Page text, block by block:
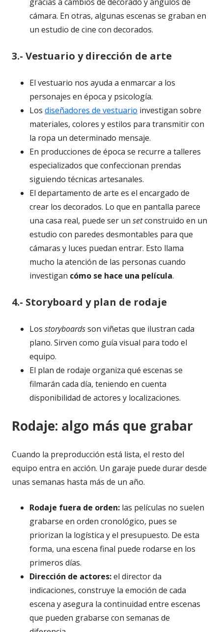
cámara. En otras, algunas escenas se graban en
un estudio de cine con decorados.
3.- Vestuario y dirección de arte
El vestuario nos ayuda a enmarcar a los
personajes en época y psicología.
Los diseñadores de vestuario investigan sobre
materiales, colores y estilos para transmitir con
la ropa un determinado mensaje.
En producciones de época se recurre a talleres
especializados que confeccionan prendas
siguiendo técnicas artesanales.
El departamento de arte es el encargado de
crear los decorados. Lo que en pantalla parece
una casa real, puede ser un setconstruido en un
estudio con paredes desmontables para que
cámaras y luces puedan entrar. Esto llama
mucho la atención de las personas cuando
investigan cómo se hace una película.
4.- Storyboard y plan de rodaje
Los storyboardsson viñetas que ilustran cada
plano. Sirven como guía visual para todo el
equipo.
El plan de rodaje organiza qué escenas se
filmarán cada día, teniendo en cuenta
disponibilidad de actores y localizaciones.
Rodaje: algo más que grabar
Cuando la preproducción está lista, el resto del
equipo entra en acción. Un garaje puede durar desde
unas semanas hasta más de un año.
Rodaje fuera de orden: las películas no suelen
grabarse en orden cronológico, pues se
priorizan la logística y el presupuesto. De esta
forma, una escena final puede rodarse en los
primeros días.
Dirección de actores:el director da
indicaciones, construye la emoción de cada
escena y asegura la continuidad entre escenas
que pueden grabarse con semanas de